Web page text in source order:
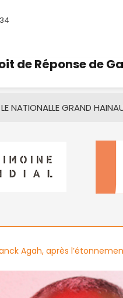
de Réponse de
LE NATIONALLE GRAND
Agah, après